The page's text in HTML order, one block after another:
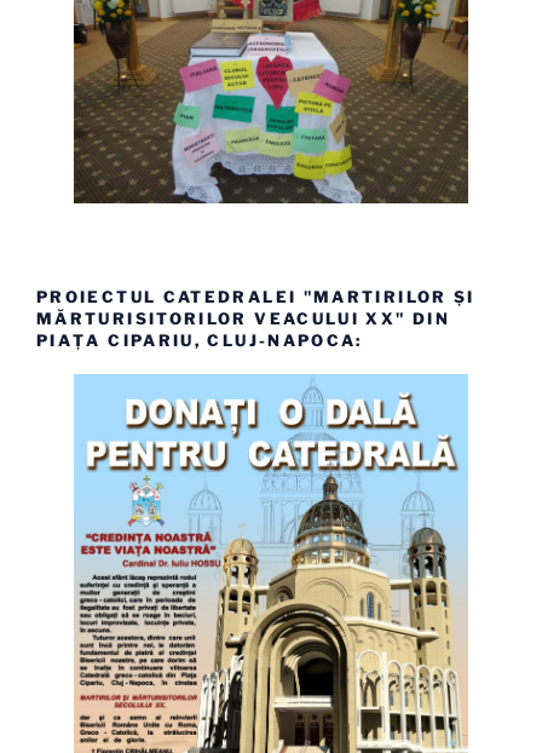
PROIECTUL CATEDRALEI "MARTIRILOR ȘI
MĂRTURISITORILOR VEACULUI XX" DIN
PIAȚA CIPARIU, CLUJ-NAPOCA: